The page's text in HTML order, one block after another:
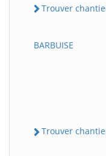
Trouver
BARBUISE
Trouver